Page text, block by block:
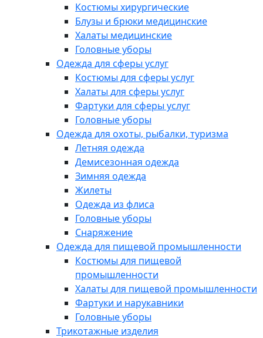
Костюмы хирургические
Блузы и брюки медицинские
Халаты медицинские
Головные уборы
Одежда для сферы услуг
Костюмы для сферы услуг
Халаты для сферы услуг
Фартуки для сферы услуг
Головные уборы
Одежда для охоты, рыбалки, туризма
Летняя одежда
Демисезонная одежда
Зимняя одежда
Жилеты
Одежда из флиса
Головные уборы
Снаряжение
Одежда для пищевой промышленности
Костюмы для пищевой
промышленности
Халаты для пищевой промышленности
Фартуки и нарукавники
Головные уборы
Трикотажные изделия